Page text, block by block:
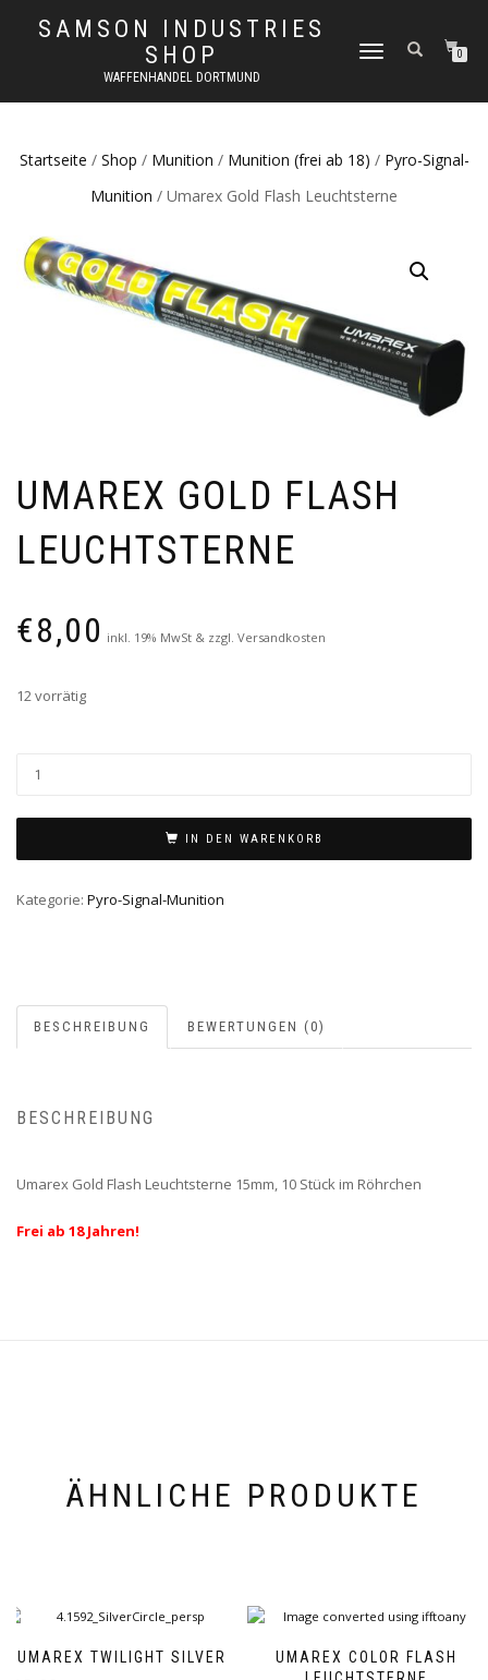
SAMSON INDUSTRIES
SHOP
WAFFENHANDEL DORTMUND
NAVIGATION
0
Startseite / Shop / Munition / Munition (frei ab 18) / Pyro-Signal-
Munition / Umarex Gold Flash Leuchtsterne
UMAREX GOLD FLASH
LEUCHTSTERNE
€8,00 inkl. 19% MwSt & zzgl. Versandkosten
12 vorrätig
IN DEN WARENKORB
Kategorie: Pyro-Signal-Munition
BESCHREIBUNG BEWERTUNGEN (0)
BESCHREIBUNG
Umarex Gold Flash Leuchtsterne 15mm, 10 Stück im Röhrchen
Frei ab 18 Jahren!
ÄHNLICHE PRODUKTE
UMAREX TWILIGHT SILVER
UMAREX COLOR FLASH